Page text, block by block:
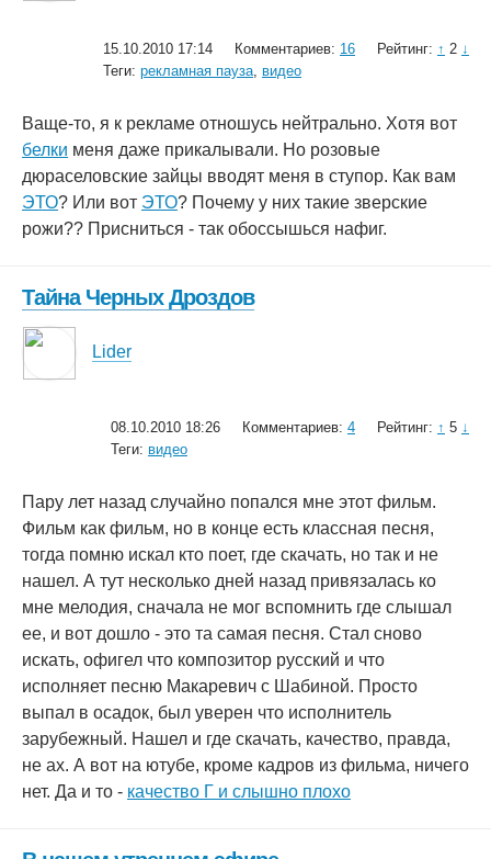
15.10.2010 17:14 Комментариев: 16 Рейтинг: ↑ 2 ↓
Теги: рекламная пауза, видео
Ваще-то, я к рекламе отношусь нейтрально. Хотя вот
белки меня даже прикалывали. Но розовые
дюраселовские зайцы вводят меня в ступор. Как вам
ЭТО? Или вот ЭТО? Почему у них такие зверские
рожи?? Присниться - так обоссышься нафиг.
Тайна Черных Дроздов
Lider
08.10.2010 18:26 Комментариев: 4 Рейтинг: ↑ 5 ↓
Теги: видео
Пару лет назад случайно попался мне этот фильм.
Фильм как фильм, но в конце есть классная песня,
тогда помню искал кто поет, где скачать, но так и не
нашел. А тут несколько дней назад привязалась ко
мне мелодия, сначала не мог вспомнить где слышал
ее, и вот дошло - это та самая песня. Стал сново
искать, офигел что композитор русский и что
исполняет песню Макаревич с Шабиной. Просто
выпал в осадок, был уверен что исполнитель
зарубежный. Нашел и где скачать, качество, правда,
не ах. А вот на ютубе, кроме кадров из фильма, ничего
нет. Да и то - качество Г и слышно плохо